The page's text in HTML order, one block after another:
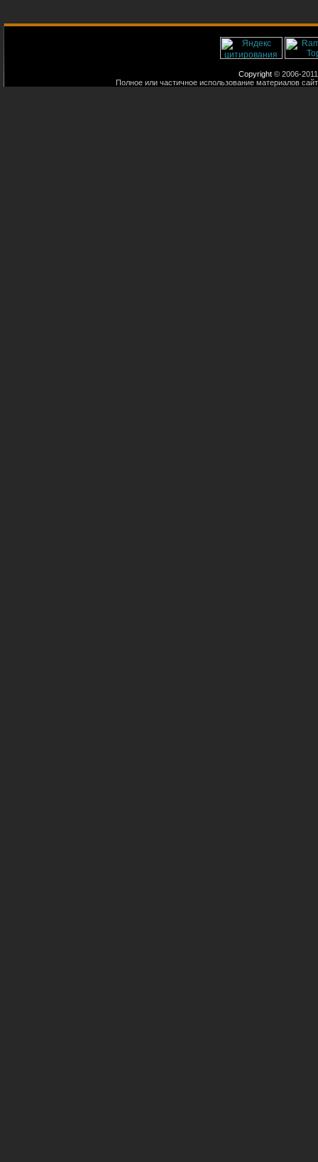
Copyright © 2006-
Полное или частичное использование материалов